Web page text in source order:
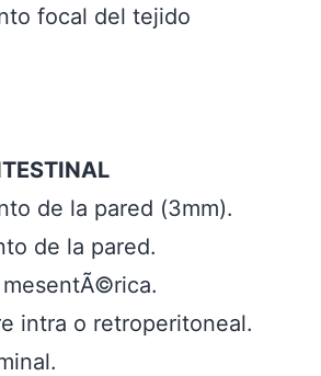
focal del tejido
de la pared (3mm).
de la pared.
intra o retroperitoneal.